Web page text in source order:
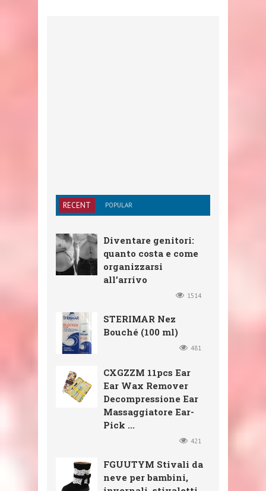
RECENT POPULAR
Diventare genitori:
quanto costa e come
organizzarsi
all’arrivo
1514
STERIMAR Nez
Bouché (100 ml)
481
CXGZZM 11pcs Ear
Ear Wax Remover
Decompressione Ear
Massaggiatore Ear-
Pick ...
421
FGUUTYM Stivali da
neve per bambini,